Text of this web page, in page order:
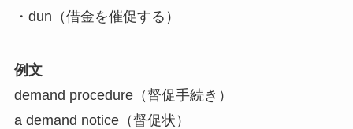
・dun（借金を催促する）
例文
demand procedure（督促手続き）
a demand notice（督促状）